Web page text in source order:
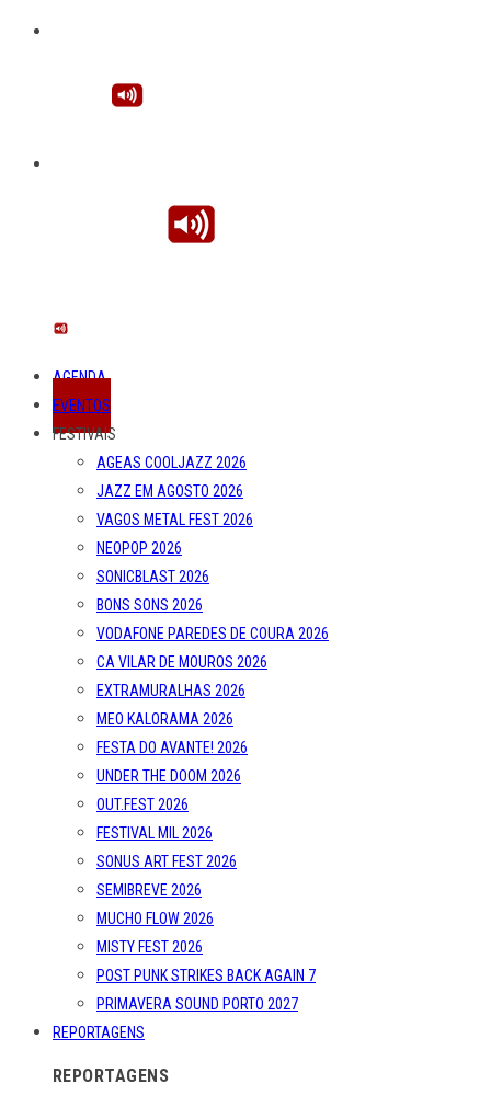
AGENDA
EVENTOS
FESTIVAIS
AGEAS COOLJAZZ 2026
JAZZ EM AGOSTO 2026
VAGOS METAL FEST 2026
NEOPOP 2026
SONICBLAST 2026
BONS SONS 2026
VODAFONE PAREDES DE COURA 2026
CA VILAR DE MOUROS 2026
EXTRAMURALHAS 2026
MEO KALORAMA 2026
FESTA DO AVANTE! 2026
UNDER THE DOOM 2026
OUT.FEST 2026
FESTIVAL MIL 2026
SONUS ART FEST 2026
SEMIBREVE 2026
MUCHO FLOW 2026
MISTY FEST 2026
POST PUNK STRIKES BACK AGAIN 7
PRIMAVERA SOUND PORTO 2027
REPORTAGENS
REPORTAGENS